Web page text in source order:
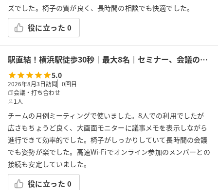
ズでした。椅子の質が良く、長時間の相談でも快適でした。
役に立った 0
駅直結！横浜駅徒歩30秒｜最大8名｜セミナー、会議の利用に最適！エキニア横浜｜5階ハマポート「ディル」
5.0
2026年8月3日訪問 0回目
会議・打ち合わせ
1人
チームの月例ミーティングで使いました。8人での利用でしたが
広さもちょうど良く、大画面モニターに議事メモを表示しながら
進行できて効率的でした。椅子がしっかりしていて長時間の会議
でも姿勢が楽でした。高速Wi-Fiでオンライン参加のメンバーとの
接続も安定していました。
役に立った 0